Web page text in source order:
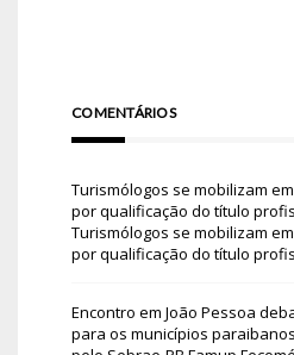
COMENTÁRIOS
Turismólogos se mobilizam
por qualificação do título
Turismólogos se mobilizam
por qualificação do título
Encontro em João Pessoa
para os municípios